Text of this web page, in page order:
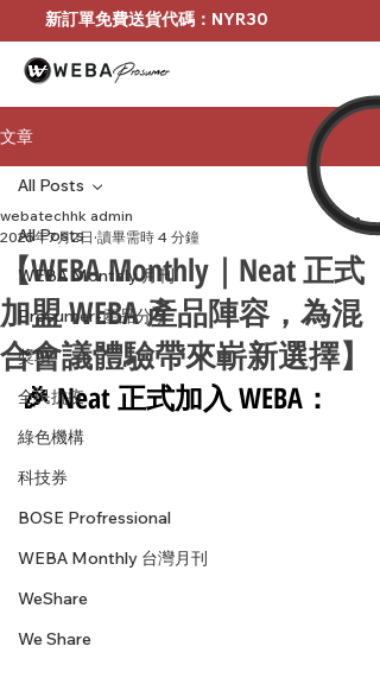
新訂單免費送貨代碼：NYR30
文章
All Posts
WEBA Monthly 月刊
Prosumer-產品分享
獎項
全民抗疫
綠色機構
科技券
BOSE Profressional
WEBA Monthly 台灣月刊
WeShare
We Share
All Posts
【WEBA Monthly｜Neat 正式
加盟 WEBA 產品陣容，為混
合會議體驗帶來嶄新選擇】
webatechhk admin
2025年7月2日 讀畢需時 4 分鐘
🎉 Neat 正式加入 WEBA：